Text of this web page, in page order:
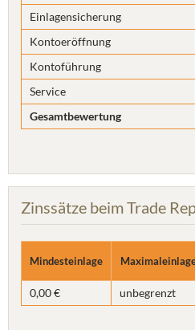
Einlagensicherung
Kontoeröffnung
Kontoführung
Service
Gesamtbewertung
Zinssätze beim Trade
Mindesteinlage
0,00 € unbegrenzt